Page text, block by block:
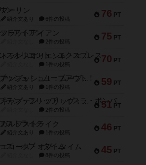
76 PT
マーリン
紹介文あり 6件の投稿
75 PT
フラットアイアン
2件の投稿
70 PT
トランスオリエント・エクスプレス
1件の投稿
59 PT
アンブッシュ！：ムーブアウト！
紹介文あり 1件の投稿
51 PT
キャプテン・フリップ：イスラ・ボンバ
2件の投稿
46 PT
ガルフストライク
紹介文あり 1件の投稿
45 PT
エコーズ・オブ・タイム
8件の投稿